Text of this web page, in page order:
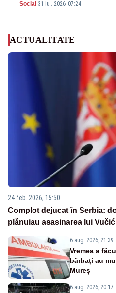
Social -31 iul. 2026, 07:24
ACTUALITATE
24 feb. 2026, 15:50
Complot dejucat în Serbia:
plănuiau asasinarea lui Vučić
6 aug. 2026, 21:39
Vremea a
bărbați au
Mureș
6 aug. 2026, 20:17